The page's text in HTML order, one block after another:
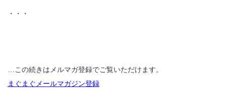
・・・
…この続きはメルマガ登録でご覧いただけます。
まぐまぐメールマガジン登録